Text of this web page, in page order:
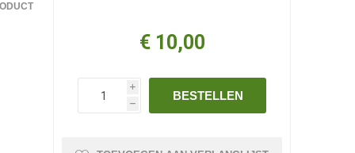
€ 10,00
i
h
BESTELLEN